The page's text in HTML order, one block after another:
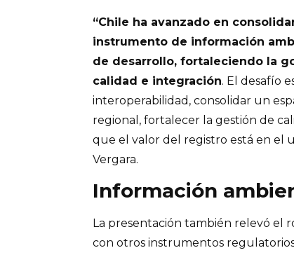
“Chile ha avanzado en
instrumento de información
de desarrollo, fortaleciendo la
calidad e integración. El desafío
interoperabilidad, consolidar un
regional, fortalecer la gestión de
que el valor del registro está en el
Vergara.
Información
La presentación también relevó el
con otros instrumentos